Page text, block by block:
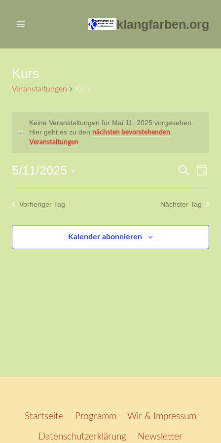
Inhalt
klangfarben.org
Kurs
Veranstaltungen Kurs
Veranstaltungen
für
11,
2025
Hinweis
Keine Veranstaltungen für Mai 11, 2025 vorgesehen.
Hier geht es zu den nächsten bevorstehenden
Veranstaltungen
Suche
Tag
5/11/2025
Datum
wählen.
Vorheriger Tag Nächster Tag
Kalender abonnieren
Startseite Programm Wir & Impressum
Datenschutzerklärung Newsletter